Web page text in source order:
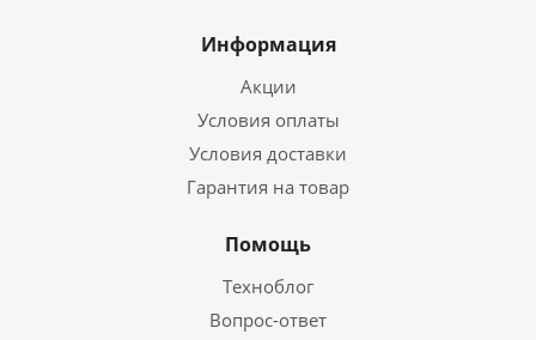
Информация
Акции
Условия оплаты
Условия доставки
Гарантия на товар
Помощь
Техноблог
Вопрос-ответ